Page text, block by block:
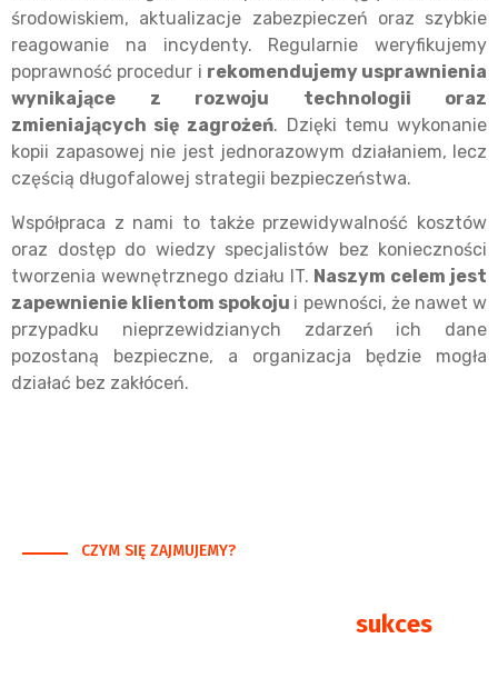
środowiskiem, aktualizacje zabezpieczeń oraz szybkie
reagowanie na incydenty. Regularnie weryfikujemy
poprawność procedur i rekomendujemy usprawnienia
wynikające z rozwoju technologii oraz
zmieniających się zagrożeń. Dzięki temu wykonanie
kopii zapasowej nie jest jednorazowym działaniem, lecz
częścią długofalowej strategii bezpieczeństwa.
Współpraca z nami to także przewidywalność kosztów
oraz dostęp do wiedzy specjalistów bez konieczności
tworzenia wewnętrznego działu IT. Naszym celem jest
zapewnienie klientom spokoju i pewności, że nawet w
przypadku nieprzewidzianych zdarzeń ich dane
pozostaną bezpieczne, a organizacja będzie mogła
działać bez zakłóceń.
CZYM SIĘ ZAJMUJEMY?
sukces